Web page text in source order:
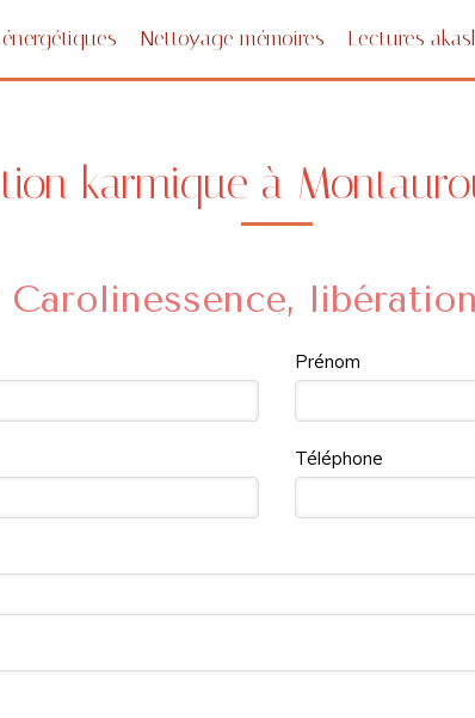
Nettoyage mémoires Lectures
karmique à
Prénom
Téléphone